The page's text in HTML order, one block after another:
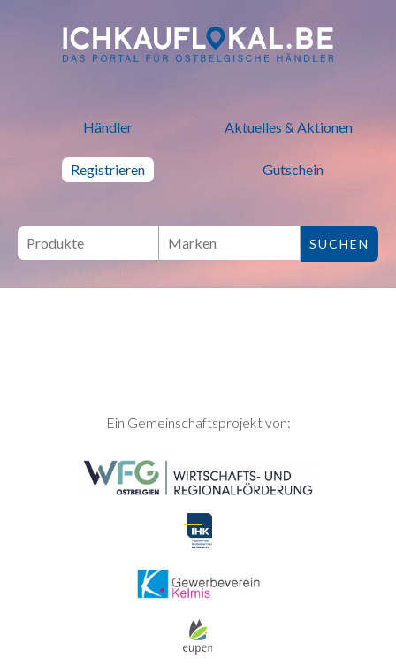
ich kauf lokal - Bei lokalen
Händler Aktuelles & Aktionen
Registrieren Gutschein
SEITENFUSSEin Gemeinschaftsprojekt von: